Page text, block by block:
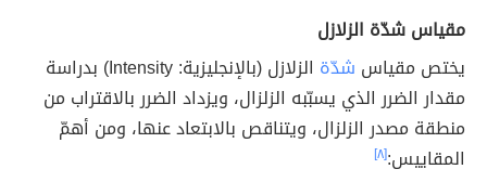
مقياس شدّة الزلازل
يختص مقياس شدّة
الزلازل (بالإنجليزية: Intensity) بدراسة
مقدار الضرر الذي يسبّبه الزلزال، ويزداد الضرر بالاقتراب من
منطقة مصدر الزلزال، ويتناقص بالابتعاد عنها، ومن أهمّ
المقاييس:[٨]